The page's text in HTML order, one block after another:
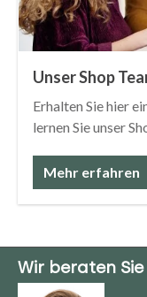
Unser Shop
Erhalten Sie hier
lernen Sie unser
Mehr erfahren
Wir beraten